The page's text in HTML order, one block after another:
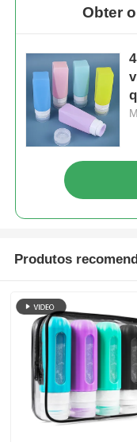
Obter
Produtos